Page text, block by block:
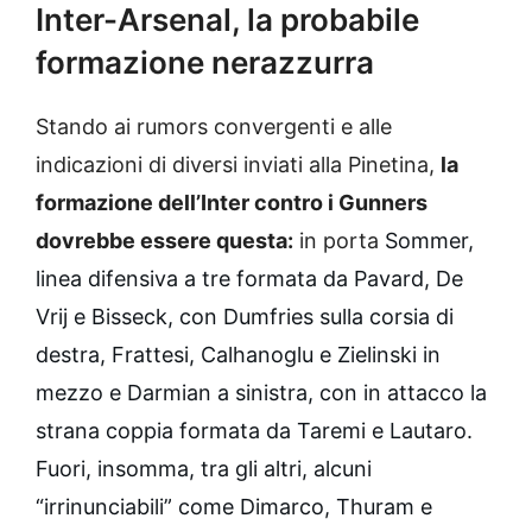
Inter-Arsenal, la probabile
formazione nerazzurra
Stando ai rumors convergenti e alle
indicazioni di diversi inviati alla Pinetina, la
formazione dell’Inter contro i Gunners
dovrebbe essere questa: in porta Sommer,
linea difensiva a tre formata da Pavard, De
Vrij e Bisseck, con Dumfries sulla corsia di
destra, Frattesi, Calhanoglu e Zielinski in
mezzo e Darmian a sinistra, con in attacco la
strana coppia formata da Taremi e Lautaro.
Fuori, insomma, tra gli altri, alcuni
“irrinunciabili” come Dimarco, Thuram e